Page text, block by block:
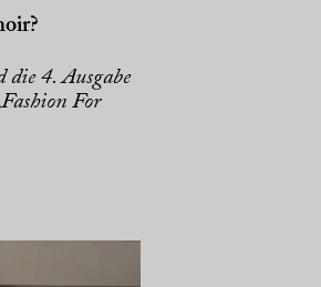
die 4. Ausgabe
For